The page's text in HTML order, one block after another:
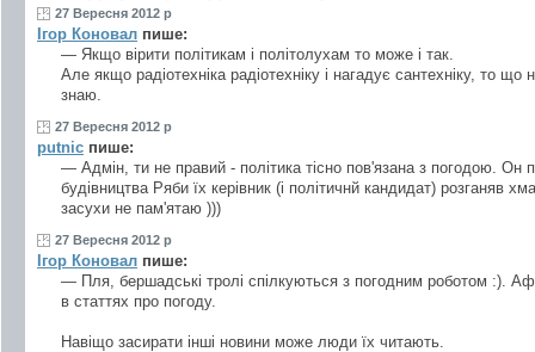
27 Вересня 2012 р
Ігор Коновал пише:
— Якщо вірити політикам і політолухам то може і так.
Але якщо радіотехніка радіотехніку і нагадує сантехніку, то що
знаю.
27 Вересня 2012 р
putnic пише:
— Адмін, ти не правий - політика тісно пов'язана з погодою.
будівництва Ряби їх керівник (і політичнй кандидат) розганяв
засухи не пам'ятаю )))
27 Вересня 2012 р
Ігор Коновал пише:
— Пля, бершадські тролі спілкуються з погодним роботом :).
в статтях про погоду.
Навіщо засирати інші новини може люди їх читають.